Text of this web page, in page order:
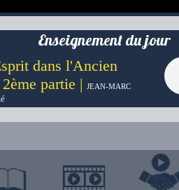
Enseignement du jour
dans l'Ancien
partie | JEAN-MARC